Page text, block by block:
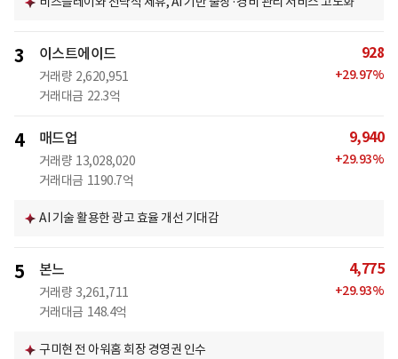
3 이스트에이드
거래량 2,620,951
거래대금 22.3억
928
+29.97%
4 매드업
거래량 13,028,020
거래대금 1190.7억
9,940
+29.93%
AI 기술 활용한 광고 효율 개선 기대감
5 본느
거래량 3,261,711
거래대금 148.4억
4,775
+29.93%
구미현 전 아워홈 회장 경영권 인수